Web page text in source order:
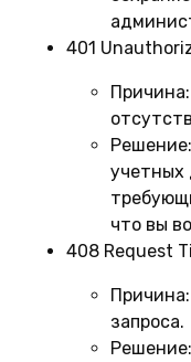
401
Причина:
Решение:
учетных
что вы
408 Request
Причина:
запроса.
Решение: